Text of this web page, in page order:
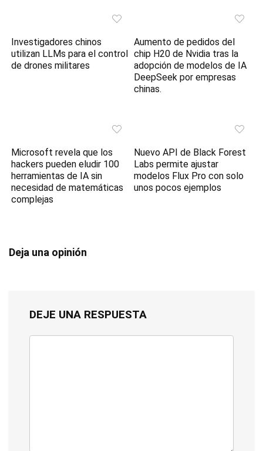
Investigadores chinos
utilizan LLMs para el control
de drones militares
Aumento de pedidos del
chip H20 de Nvidia tras la
adopción de modelos de IA
DeepSeek por empresas
chinas.
Microsoft revela que los
hackers pueden eludir 100
herramientas de IA sin
necesidad de matemáticas
complejas
Nuevo API de Black Forest
Labs permite ajustar
modelos Flux Pro con solo
unos pocos ejemplos
Deja una opinión
DEJE UNA RESPUESTA